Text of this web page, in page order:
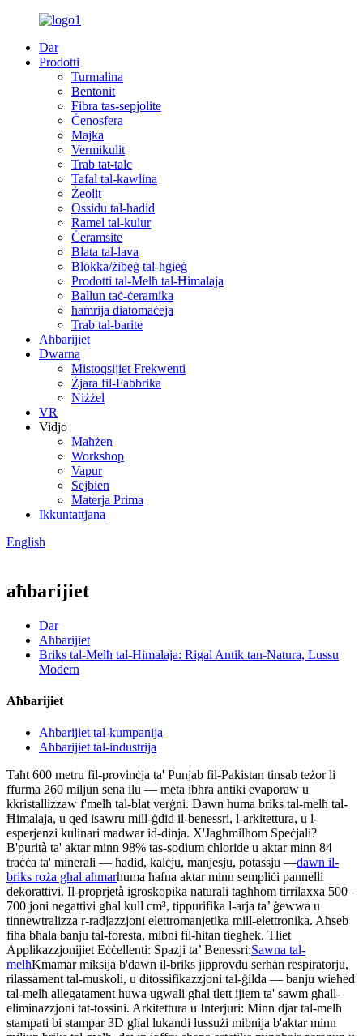
Dar
Prodotti
Turmalina
Bentonit
Fibra tas-sepjolite
Ċenosfera
Majka
Vermikulit
Trab tat-talc
Tafal tal-kawlina
Żeolit
Ossidu tal-ħadid
Ramel tal-kulur
Ċeramsite
Blata tal-lava
Blokka/żibeġ tal-ħġieġ
Prodotti tal-Melħ tal-Ħimalaja
Ballun taċ-ċeramika
ħamrija diatomaċeja
Trab tal-barite
Aħbarijiet
Dwarna
Mistoqsijiet Frekwenti
Żjara fil-Fabbrika
Niżżel
VR
Vidjo
Maħżen
Workshop
Vapur
Sejbien
Materja Prima
Ikkuntattjana
English
aħbarijiet
Dar
Aħbarijiet
Briks tal-Melħ tal-Ħimalaja: Rigal Antik tan-Natura, Lussu
Modern
Aħbarijiet
Aħbarijiet tal-kumpanija
Aħbarijiet tal-industrija
Taħt 600 metru fil-provinċja ta' Punjab fil-Pakistan tinsab teżor li
ffurma 260 miljun sena ilu — meta ibħra antiki evaporaw u
kkristallizzaw f'melħ tal-blat verġni. Dawn huma briks tal-melħ tal-
Ħimalaja, u qed isawru mill-ġdid il-benessri, l-arkitettura, u l-
esperjenzi kulinari madwar id-dinja. X'Jagħmilhom Speċjali?
B'purità ta' aktar minn 98% tas-sodium chloride u aktar minn 84
traċċa ta' minerali — ħadid, kalċju, manjesju, potassju —dawn il-
briks roża għal aħmarhuma ħafna aktar minn sempliċi pannelli
dekorattivi. Il-proprjetà igroskopika naturali tagħhom tirrilaxxa 500–
700 joni negattivi għal kull cm³, tippurifika l-arja ta’ ġewwa u
tinnewtralizza r-radjazzjoni elettromanjetika mill-elettronika. Aħseb
fiha bħala banju tal-foresta, mibni fil-ħitan tiegħek. Tliet
Applikazzjonijiet Eċċellenti: Spazji ta’ Benessri:Sawna tal-
melħKmamar miksija b'dawn il-briks jipprovdu serħan respiratorju,
rilassament tal-muskoli, u ditossifikazzjoni tal-ġilda — banju wieħed
tal-melħ allegatament huwa ugwali għal tlett ijiem ta' sawm għall-
eliminazzjoni tat-tossini. Arkitettura u Interjuri: Minn djar tal-melħ
stampati bi stampar 3D għal lukandi lussużi mibnija b'aktar minn